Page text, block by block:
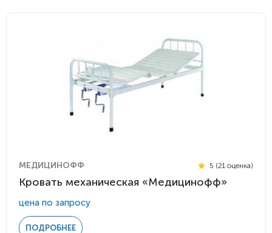
МЕДИЦИНОФФ 5 (21 оценка)
Кровать механическая «Медицинофф»
цена по запросу
ПОДРОБНЕЕ